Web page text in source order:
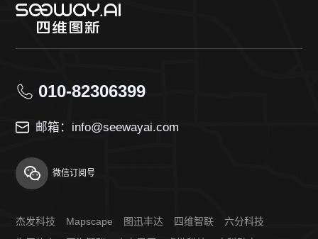
010-82306399
邮箱：info@seewayai.com
微信订阅号
杰发科技 Mapscape 图迅丰达 四维智联
六分科技